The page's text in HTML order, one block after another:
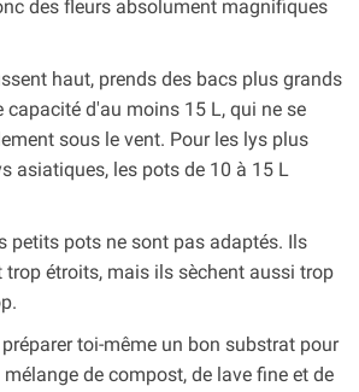
des fleurs absolument magnifiques
haut, prends des bacs plus grands
capacité d'au moins 15 L, qui ne se
sous le vent. Pour les lys plus
asiatiques, les pots de 10 à 15 L
petits pots ne sont pas adaptés. Ils
trop étroits, mais ils sèchent aussi trop
toi-même un bon substrat pour
mélange de compost, de lave fine et de